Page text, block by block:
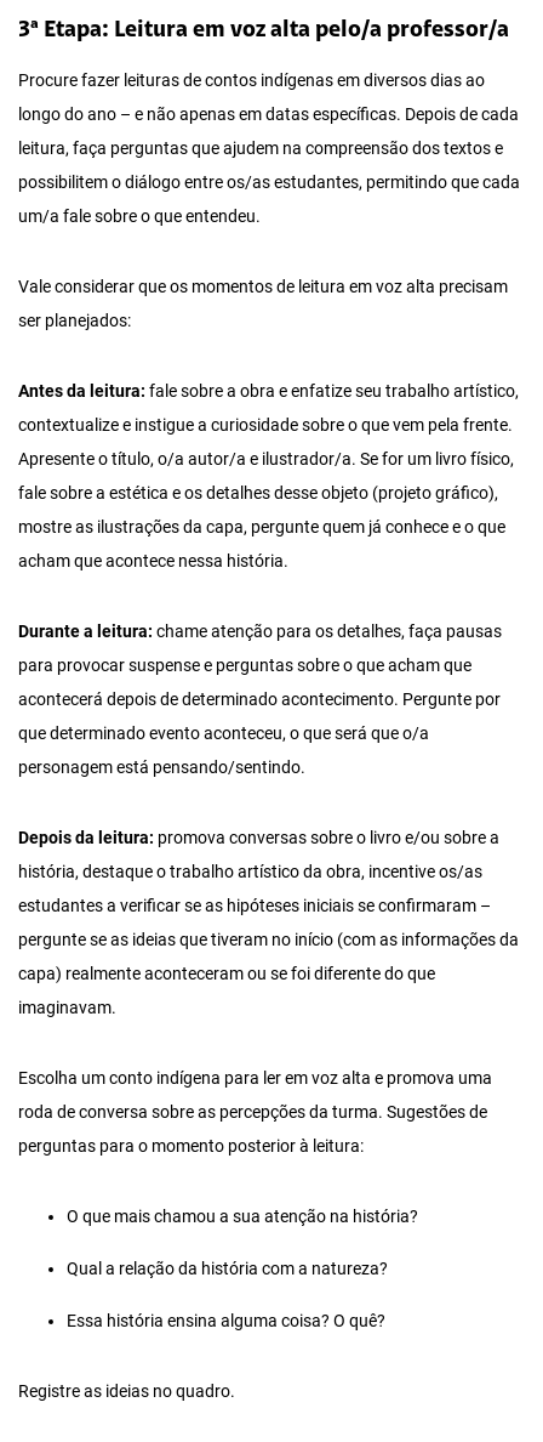
3ª Etapa: Leitura em voz alta pelo/a professor/a
Procure fazer leituras de contos indígenas em diversos dias ao
longo do ano – e não apenas em datas específicas. Depois de cada
leitura, faça perguntas que ajudem na compreensão dos textos e
possibilitem o diálogo entre os/as estudantes, permitindo que cada
um/a fale sobre o que entendeu.
Vale considerar que os momentos de leitura em voz alta precisam
ser planejados:
Antes da leitura: fale sobre a obra e enfatize seu trabalho artístico,
contextualize e instigue a curiosidade sobre o que vem pela frente.
Apresente o título, o/a autor/a e ilustrador/a. Se for um livro físico,
fale sobre a estética e os detalhes desse objeto (projeto gráfico),
mostre as ilustrações da capa, pergunte quem já conhece e o que
acham que acontece nessa história.
Durante a leitura: chame atenção para os detalhes, faça pausas
para provocar suspense e perguntas sobre o que acham que
acontecerá depois de determinado acontecimento. Pergunte por
que determinado evento aconteceu, o que será que o/a
personagem está pensando/sentindo.
Depois da leitura: promova conversas sobre o livro e/ou sobre a
história, destaque o trabalho artístico da obra, incentive os/as
estudantes a verificar se as hipóteses iniciais se confirmaram –
pergunte se as ideias que tiveram no início (com as informações da
capa) realmente aconteceram ou se foi diferente do que
imaginavam.
Escolha um conto indígena para ler em voz alta e promova uma
roda de conversa sobre as percepções da turma. Sugestões de
perguntas para o momento posterior à leitura:
O que mais chamou a sua atenção na história?
Qual a relação da história com a natureza?
Essa história ensina alguma coisa? O quê?
Registre as ideias no quadro.